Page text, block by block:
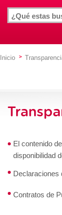
Inicio
El contenido
disponibilidad
Declaraciones
Contratos de